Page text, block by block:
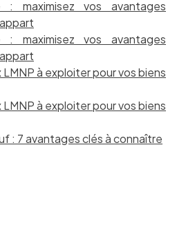
: maximisez vos avantages
: maximisez vos avantages
à exploiter pour vos biens
à exploiter pour vos biens
: 7 avantages clés à connaître